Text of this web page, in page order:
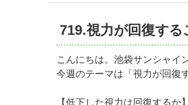
医師のご紹介
当院勤務医師のご紹介
症状から探す
目の構造から探す
角膜疾患専門治療ページ
ドライアイ専門治療ペー
網膜・硝子体専門治療ペ
黄斑疾患専門治療ページ
コンタクトレンズ診療を
緑内障専門治療を予約
角膜専門治療を予約
ドライアイ専門治療を予約
処方箋を推奨する理由
定期検査について
コンタクトレンズの種類
遠近両用コンタクト
719.視力が回復する
こんにちは。池袋サンシャイ
今週のテーマは「視力が回復
【低下した視力は回復するか】